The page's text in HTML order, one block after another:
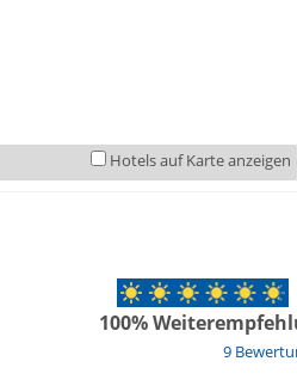
Hotels auf Karte anzeigen
9
100%